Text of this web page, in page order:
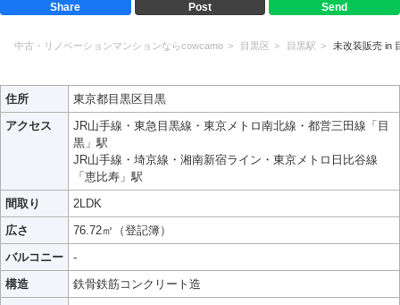
Share Post Send
中古・リノベーションマンションならcowcamo 目黒区 目黒駅 未改装販売 in
住所
東京都目黒区目黒
アクセス
JR山手線・東急目黒線・東京メトロ南北線・都営三田線「目
黒」駅
JR山手線・埼京線・湘南新宿ライン・東京メトロ日比谷線
「恵比寿」駅
間取り
2LDK
広さ
76.72㎡（登記簿）
バルコニー
-
構造
鉄骨鉄筋コンクリート造